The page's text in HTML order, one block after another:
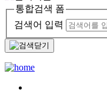
통합검색 폼
검색어 입력